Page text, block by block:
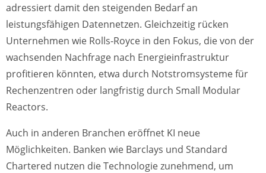
adressiert damit den steigenden Bedarf an
leistungsfähigen Datennetzen. Gleichzeitig rücken
Unternehmen wie Rolls-Royce in den Fokus, die von der
wachsenden Nachfrage nach Energieinfrastruktur
profitieren könnten, etwa durch Notstromsysteme für
Rechenzentren oder langfristig durch Small Modular
Reactors.
Auch in anderen Branchen eröffnet KI neue
Möglichkeiten. Banken wie Barclays und Standard
Chartered nutzen die Technologie zunehmend, um